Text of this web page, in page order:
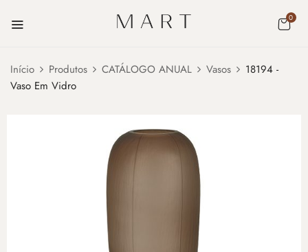
0
Início Produtos CATÁLOGO ANUAL Vasos
18194 -
Vaso Em Vidro